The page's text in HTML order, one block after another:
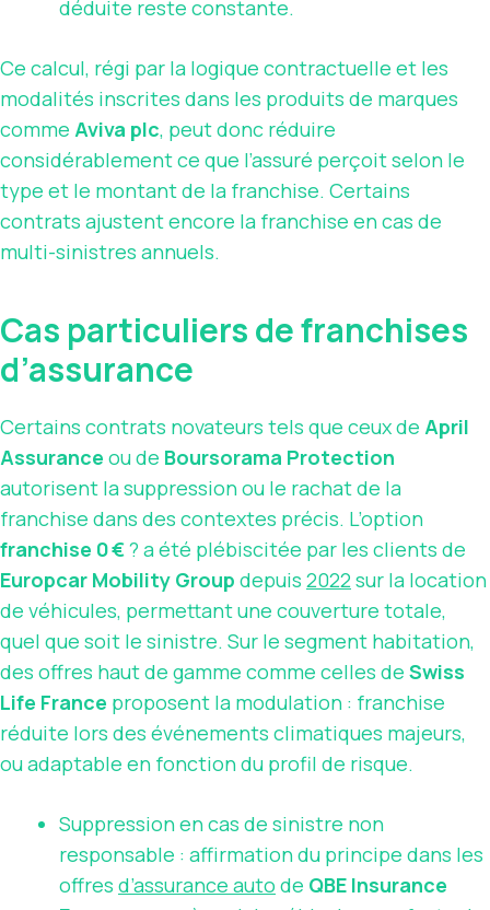
déduite reste constante.
Ce calcul, régi par la logique contractuelle et les
modalités inscrites dans les produits de marques
comme Aviva plc, peut donc réduire
considérablement ce que l’assuré perçoit selon le
type et le montant de la franchise. Certains
contrats ajustent encore la franchise en cas de
multi-sinistres annuels.
Cas particuliers de franchises
d’assurance
Certains contrats novateurs tels que ceux de April
Assurance ou de Boursorama Protection
autorisent la suppression ou le rachat de la
franchise dans des contextes précis. L’option
franchise 0 €? a été plébiscitée par les clients de
Europcar Mobility Group depuis 2022sur la location
de véhicules, permettant une couverture totale,
quel que soit le sinistre. Sur le segment habitation,
des offres haut de gamme comme celles de Swiss
Life France proposent la modulation : franchise
réduite lors des événements climatiques majeurs,
ou adaptable en fonction du profil de risque.
Suppression en cas de sinistre non
responsable : affirmation du principe dans les
offres d’assurance auto de QBE Insurance